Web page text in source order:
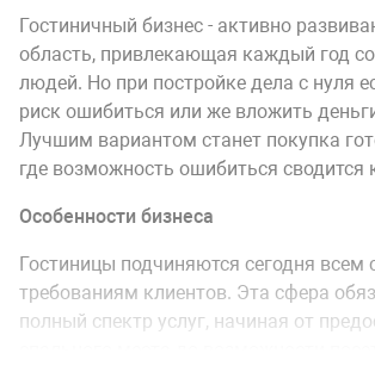
Гостиничный бизнес - активно
область, привлекающая каждый год
людей. Но при постройке дела с нуля
риск ошибиться или же вложить
Лучшим вариантом станет покупка
где возможность ошибиться сводится
Особенности бизнеса
Гостиницы подчиняются сегодня
требованиям клиентов. Эта сфера
полный спектр услуг, начиная от